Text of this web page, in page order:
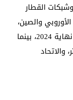
القطار
والصين،
لتكشف أن الأخيرة لديها 190 ألف كيلومتر نهاية 2024، بينما
ألف كيلومتر، والاتحاد